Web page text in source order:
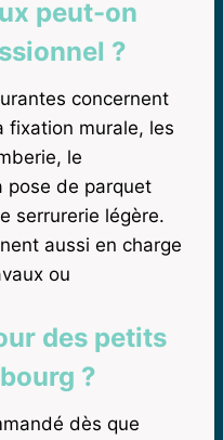
peut-on
?
concernent
fixation murale, les
le
pose de parquet
serrurerie légère.
aussi en charge
ou
des petits
?
dès que